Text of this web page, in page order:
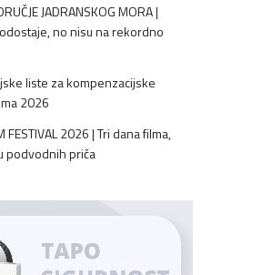
JADRANSKOG MORA |
no nisu na rekordno
liste za kompenzacijske
2026
FESTIVAL 2026 | Tri dana filma,
podvodnih priča